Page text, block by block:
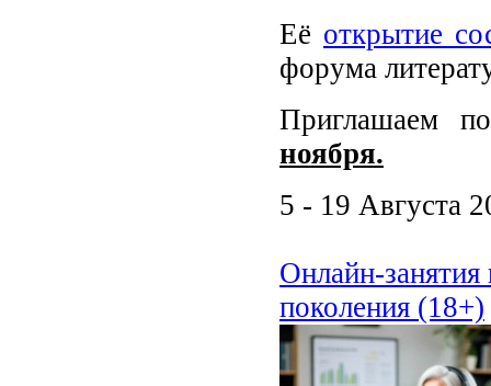
Её открытие
форума
Приглашаем
ноября.
5 - 19 Августа
Онлайн-
поколения (18+)